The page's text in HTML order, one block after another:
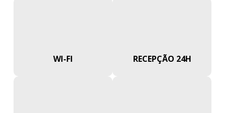
WI-FI RECEPÇÃO 24H